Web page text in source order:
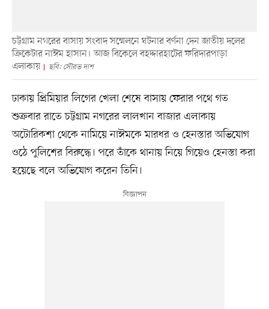
চট্টগ্রাম নগরের বাসায় সংবাদ সম্মেলনে ঘটনার বর্ণনা দেন জাতীয় দলের
ক্রিকেটার নাঈম হাসান। আজ বিকেলে বহদ্দারহাটের ফরিদারপাড়া
এলাকায়
ছবি: সৌরভ দাশ
ঢাকায় প্রিমিয়ার লিগের খেলা শেষে বাসায় ফেরার পথে গত
শুক্রবার রাতে চট্টগ্রাম নগরের লালখান বাজার এলাকায়
অটোরিকশা থেকে নামিয়ে নাঈমকে মারধর ও হেনস্তার অভিযোগ
ওঠে পুলিশের বিরুদ্ধে। পরে তাঁকে থানায় নিয়ে গিয়েও হেনস্তা করা
হয়েছে বলে অভিযোগ করেন তিনি।